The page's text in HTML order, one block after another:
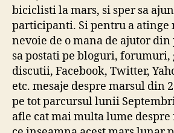
biciclisti la mars, si sper sa
participanti. Si pentru a atinge
nevoie de o mana de ajutor din
sa postati pe bloguri,
discutii, Facebook, Twitter,
etc. mesaje despre marsul din
pe tot parcursul lunii
afle cat mai multa lume despre